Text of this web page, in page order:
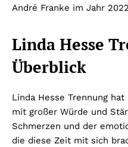
André Franke im Jahr
Linda Hesse
Überblick
Linda Hesse Trennung
mit großer Würde und
Schmerzen und der
die diese Zeit mit sich